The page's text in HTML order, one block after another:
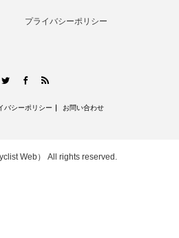
プライバシーポリシー
TwitterFacebook
バシーポリシー お問い合わせ
Web） All rights reserved.